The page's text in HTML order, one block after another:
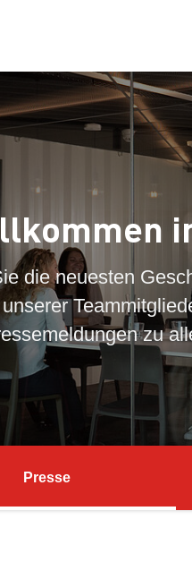
die neuesten
zu
Presse